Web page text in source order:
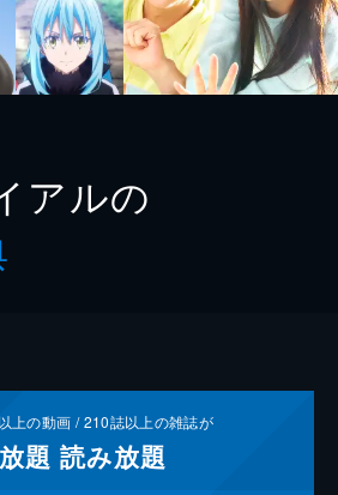
アルの
上の動画 /210誌以上の雑誌が
題 読み放題